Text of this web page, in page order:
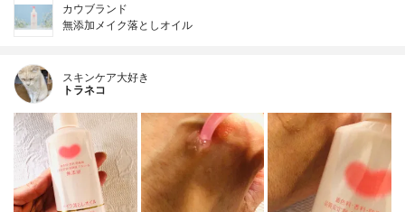
カウブランド
無添加メイク落としオイル
スキンケア大好き
トラネコ